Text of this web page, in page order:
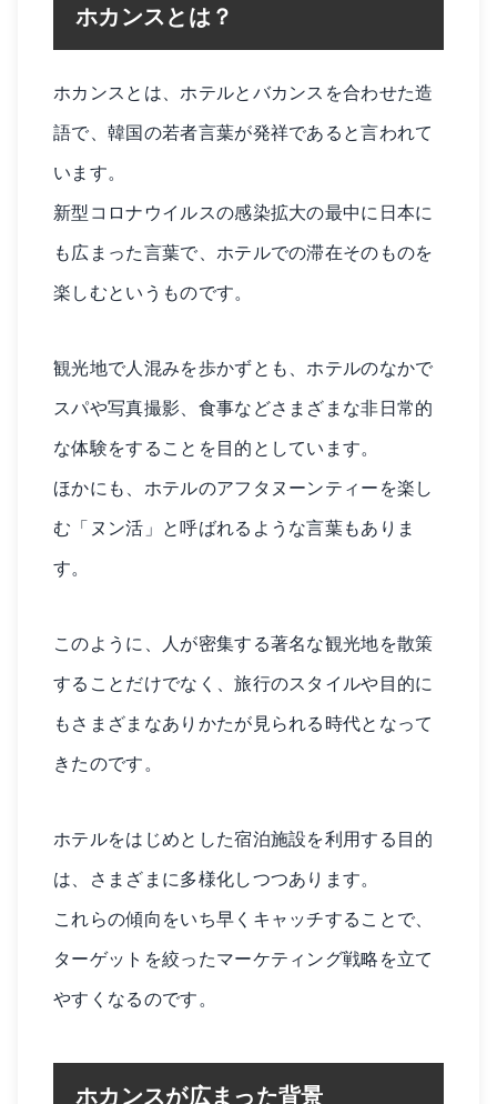
ホカンスとは？
ホカンスとは、ホテルとバカンスを合わせた造
語で、韓国の若者言葉が発祥であると言われて
います。
新型コロナウイルスの感染拡大の最中に日本に
も広まった言葉で、ホテルでの滞在そのものを
楽しむというものです。
観光地で人混みを歩かずとも、ホテルのなかで
スパや写真撮影、食事などさまざまな非日常的
な体験をすることを目的としています。
ほかにも、ホテルのアフタヌーンティーを楽し
む「ヌン活」と呼ばれるような言葉もありま
す。
このように、人が密集する著名な観光地を散策
することだけでなく、旅行のスタイルや目的に
もさまざまなありかたが見られる時代となって
きたのです。
ホテルをはじめとした宿泊施設を利用する目的
は、さまざまに多様化しつつあります。
これらの傾向をいち早くキャッチすることで、
ターゲットを絞ったマーケティング戦略を立て
やすくなるのです。
ホカンスが広まった背景